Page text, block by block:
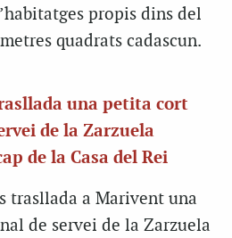
propis dins del
quadrats cadascun.
una petita cort
de la Zarzuela
de la Casa del Rei
trasllada a Marivent una
de servei de la Zarzuela